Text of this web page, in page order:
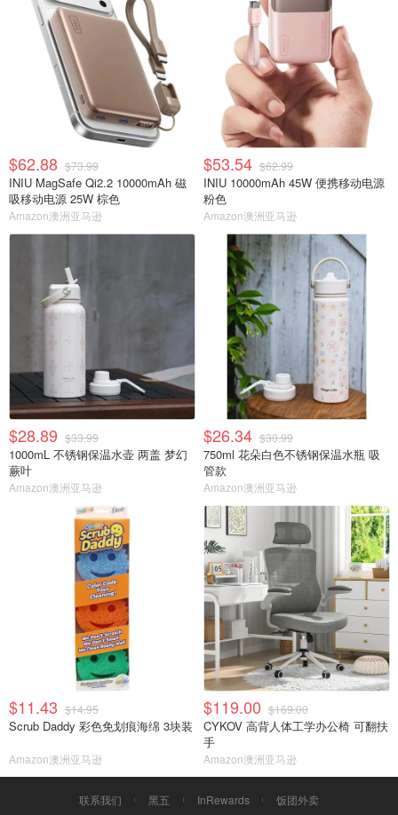
$62.88 $73.99
INIU MagSafe Qi2.2 10000mAh 磁
吸移动电源 25W 棕色
Amazon澳洲亚马逊
$53.54 $62.99
INIU 10000mAh 45W 便携移动电源
粉色
Amazon澳洲亚马逊
$28.89 $33.99
1000mL 不锈钢保温水壶 两盖 梦幻
蕨叶
Amazon澳洲亚马逊
$26.34 $30.99
750ml 花朵白色不锈钢保温水瓶 吸
管款
Amazon澳洲亚马逊
$11.43 $14.95
Scrub Daddy 彩色免划痕海绵 3块装
Amazon澳洲亚马逊
$119.00 $169.00
CYKOV 高背人体工学办公椅 可翻扶
手
Amazon澳洲亚马逊
联系我们 黑五 InRewards 饭团外卖